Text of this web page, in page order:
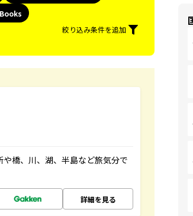
絞り込み条件を追加
橋、川、湖、半島など旅気分で
詳細を見る